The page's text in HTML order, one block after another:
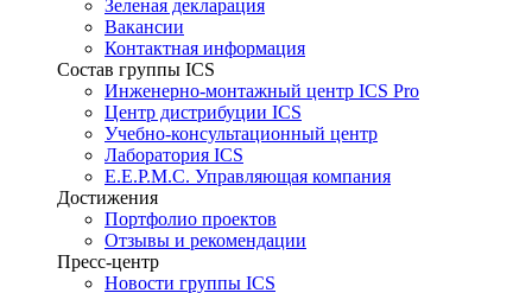
Зеленая декларация
Вакансии
Контактная информация
Состав группы ICS
Инженерно-монтажный центр ICS Pro
Центр дистрибуции ICS
Учебно-консультационный центр
Лаборатория ICS
E.E.P.M.C. Управляющая компания
Достижения
Портфолио проектов
Отзывы и рекомендации
Пресс-центр
Новости группы ICS